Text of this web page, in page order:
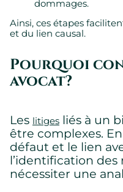
dommages.
Ainsi, ces étapes
et du lien causal.
Pourquoi
avocat?
Les litiges liés à un
être complexes.
défaut et le lien
l’identification des
nécessiter une